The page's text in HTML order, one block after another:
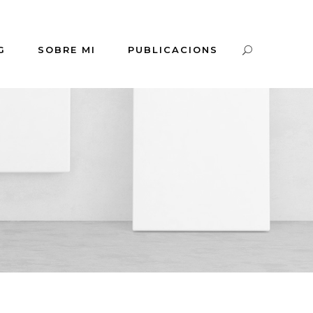
SOBRE MI PUBLICACIONS